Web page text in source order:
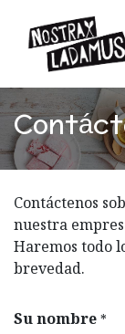
Contáctenos
nuestra
Haremos todo
brevedad.
Su nombre *